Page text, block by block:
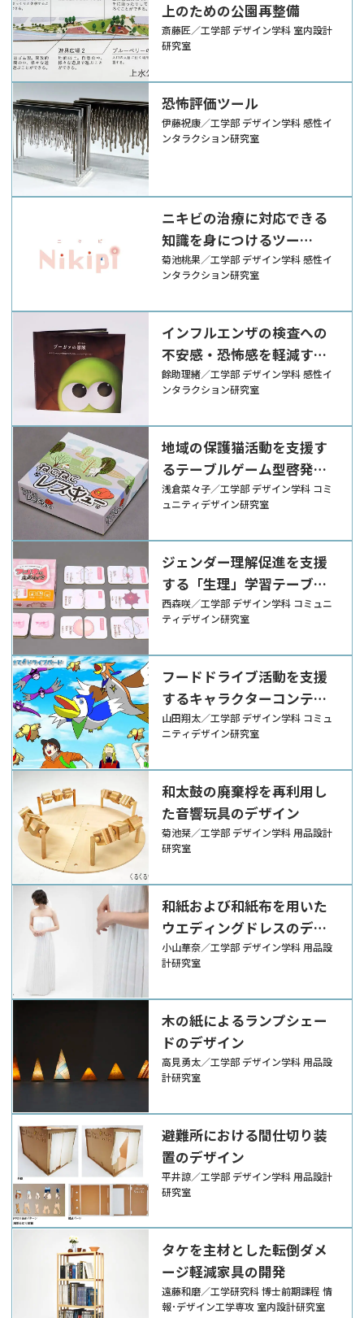
上のための公園再整備
斎藤匠／工学部 デザイン学科 室内設計
研究室
恐怖評価ツール
伊藤祝康／工学部 デザイン学科 感性イ
ンタラクション研究室
ニキビの治療に対応できる
知識を身につけるツー
ル“Nikipi”
菊池桃果／工学部 デザイン学科 感性イ
ンタラクション研究室
インフルエンザの検査への
不安感・恐怖感を軽減する
プレパレーションツール
餘助理緒／工学部 デザイン学科 感性イ
ンタラクション研究室
地域の保護猫活動を支援す
るテーブルゲーム型啓発ツ
ール『ねこねこレスキュ
ー』
浅倉菜々子／工学部 デザイン学科 コミ
ュニティデザイン研究室
ジェンダー理解促進を支援
する「生理」学習テーブル
ゲーム『知っておこう！女
の子の身体 アンネのえあ
わせ』
西森咲／工学部 デザイン学科 コミュニ
ティデザイン研究室
フードドライブ活動を支援
するキャラクターコンテン
ツ『とどけて！ドライブバ
ード』
山田翔太／工学部 デザイン学科 コミュ
ニティデザイン研究室
和太鼓の廃棄桴を再利用し
た音響玩具のデザイン
菊池栞／工学部 デザイン学科 用品設計
研究室
和紙および和紙布を用いた
ウエディングドレスのデザ
イン
小山華奈／工学部 デザイン学科 用品設
計研究室
木の紙によるランプシェー
ドのデザイン
高見勇太／工学部 デザイン学科 用品設
計研究室
避難所における間仕切り装
置のデザイン
平井諒／工学部 デザイン学科 用品設計
研究室
タケを主材とした転倒ダメ
ージ軽減家具の開発
遠藤和磨／工学研究科 博士前期課程 情
報･デザイン工学専攻 室内設計研究室